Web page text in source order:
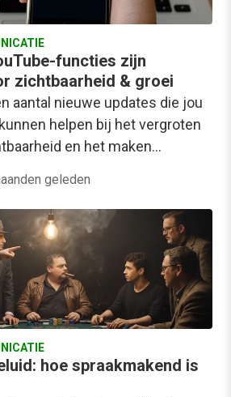
functies zijn
zichtbaarheid & groei
aantal nieuwe updates die jou
helpen bij het vergroten
en het maken…
geleden
hoe spraakmakend is